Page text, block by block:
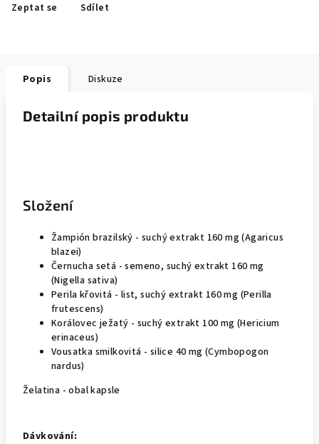
Zeptat se Sdílet
Popis Diskuze
Detailní popis produktu
Složení
Žampión brazilský - suchý extrakt 160 mg (Agaricus
blazei)
Černucha setá - semeno, suchý extrakt 160 mg
(Nigella sativa)
Perila křovitá - list, suchý extrakt 160 mg (Perilla
frutescens)
Korálovec ježatý - suchý extrakt 100 mg (Hericium
erinaceus)
Vousatka smilkovitá - silice 40 mg (Cymbopogon
nardus)
Želatina - obal kapsle
Dávkování: